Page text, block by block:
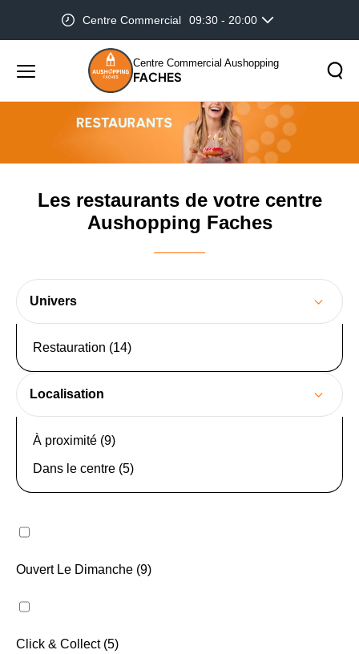
Centre Commercial 09:30 - 20:00
Menu
principal
Centre Commercial Aushopping
FACHES
site
Les restaurants de votre centre Aushopping
Les restaurants de votre centre
Aushopping Faches
Univers
Restauration (14)
Localisation
À proximité (9)
Dans le centre (5)
Ouvert Le Dimanche (9)
Click & Collect (5)